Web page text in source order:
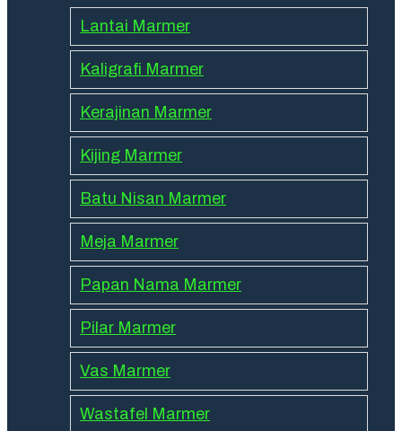
Lantai Marmer
Kaligrafi Marmer
Kerajinan Marmer
Kijing Marmer
Batu Nisan Marmer
Meja Marmer
Papan Nama Marmer
Pilar Marmer
Vas Marmer
Wastafel Marmer